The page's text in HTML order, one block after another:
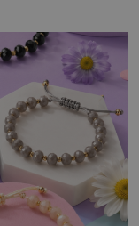
hodinky — a
sofistikované
život.
kvalitní